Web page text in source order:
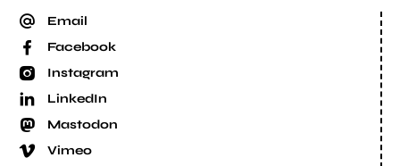
Email
Facebook
Instagram
LinkedIn
Mastodon
Vimeo